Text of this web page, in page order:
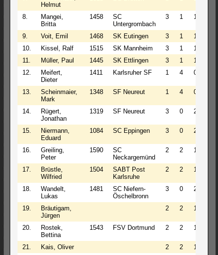
Helmut
8.
Mangei,
Britta
1458
SC
Untergrombach
3 1 1
9. Voit, Emil 1468 SK Eutingen 3 1 1
10.
Kissel, Ralf 1515 SK Mannheim 3 1 1
11.
Müller, Paul 1445 SK Ettlingen 3 1 1
12.
Meifert,
Dieter
1411 Karlsruher SF 1 4 0
13.
Scheinmaier,
Mark
1348 SF Neureut 1 4 0
14.
Rügert,
Jonathan
1319 SF Neureut 3 0 2
15.
Niermann,
Eduard
1084 SC Eppingen 3 0 2
16.
Greiling,
Peter
1590
SC
Neckargemünd
2 2 1
17.
Brüstle,
Wilfried
1504
SABT Post
Karlsruhe
2 2 1
18.
Wandelt,
Lukas
1481
SC Niefern-
Öschelbronn
3 0 2
19.
Bräutigam,
Jürgen
2 2 1
20.
Rostek,
Bettina
1543 FSV Dortmund 2 2 1
21. Kais, Oliver 2 2 1